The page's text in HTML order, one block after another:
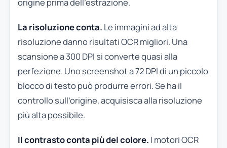
origine prima dell’estrazione.
La risoluzione conta. Le immagini ad alta
risoluzione danno risultati OCR migliori. Una
scansione a 300 DPI si converte quasi alla
perfezione. Uno screenshot a 72 DPI di un piccolo
blocco di testo può produrre errori. Se ha il
controllo sull’origine, acquisisca alla risoluzione
più alta possibile.
Il contrasto conta più del colore. I motori OCR